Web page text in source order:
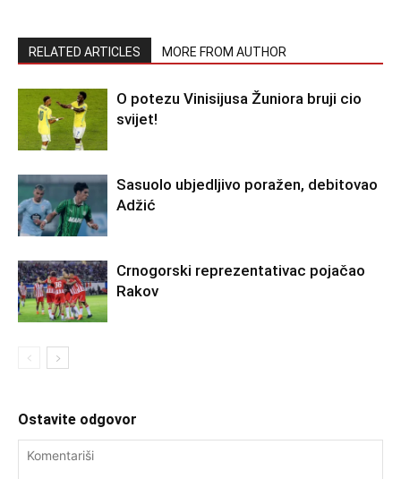
RELATED ARTICLES MORE FROM AUTHOR
O potezu Vinisijusa Žuniora bruji cio
svijet!
Sasuolo ubjedljivo poražen, debitovao
Adžić
Crnogorski reprezentativac pojačao
Rakov
Ostavite odgovor